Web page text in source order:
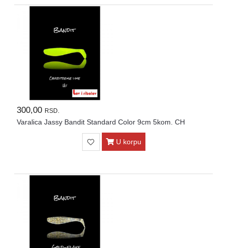
300,00 RSD.
Varalica Jassy Bandit Standard Color 9cm 5kom. CH
U korpu